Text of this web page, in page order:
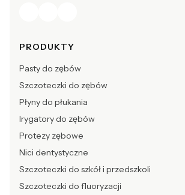
Linki w stopce
PRODUKTY
Pasty do zębów
Szczoteczki do zębów
Płyny do płukania
Irygatory do zębów
Protezy zębowe
Nici dentystyczne
Szczoteczki do szkół i przedszkoli
Szczoteczki do fluoryzacji